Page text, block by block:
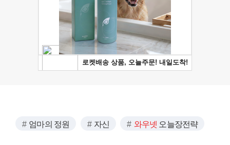
엄마의 정원 자신 와우넷 오늘장전략